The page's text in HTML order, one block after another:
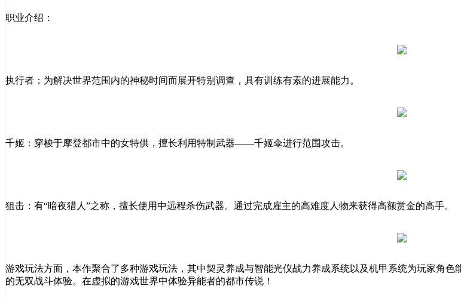
职业介绍：
执行者：为解决世界范围内的神秘时间而展开特别调查，具有训练有素的进展能力。
千姬：穿梭于摩登都市中的女特供，擅长利用特制武器——千姬伞进行范围攻击。
狙击：有“暗夜猎人”之称，擅长使用中远程杀伤武器。通过完成雇主的高难度人物来获得高额赏金的高手。
游戏玩法方面，本作聚合了多种游戏玩法，其中契灵养成与智能光仪战力养成系统以及机甲系统为玩家角
的无双战斗体验。在虚拟的游戏世界中体验异能者的都市传说！